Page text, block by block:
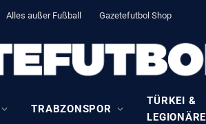
Alles außer Fußball Gazetefutbol Shop
TRABZONSPOR
TÜRKEI &
LEGIONÄRE